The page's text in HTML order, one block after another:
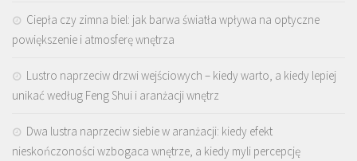
Ciepła czy zimna biel: jak barwa światła wpływa na optyczne
powiększenie i atmosferę wnętrza
Lustro naprzeciw drzwi wejściowych – kiedy warto, a kiedy lepiej
unikać według Feng Shui i aranżacji wnętrz
Dwa lustra naprzeciw siebie w aranżacji: kiedy efekt
nieskończoności wzbogaca wnętrze, a kiedy myli percepcję